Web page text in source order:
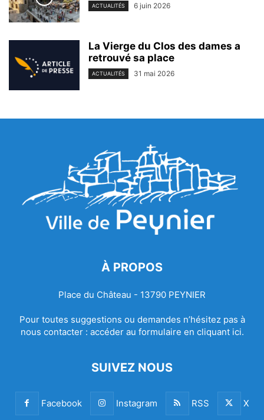
ACTUALITÉS 6 juin 2026
La Vierge du Clos des dames a
retrouvé sa place
ACTUALITÉS 31 mai 2026
À PROPOS
Place du Château - 13790 PEYNIER
Pour toutes suggestions ou demandes n’hésitez pas à
nous contacter : accéder au formulaire en cliquant ici.
SUIVEZ NOUS
Facebook Instagram RSS X